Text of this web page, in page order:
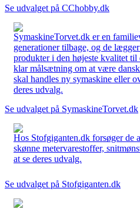
Se udvalget på CChobby.dk
SymaskineTorvet.dk er en
generationer tilbage, og de
produkter i den højeste kvalitet til
klar målsætning om at være
skal handles ny symaskine eller
deres udvalg.
Se udvalget på SymaskineTorvet.dk
Hos Stofgiganten.dk forsøger de
skønne metervarestoffer,
at se deres udvalg.
Se udvalget på Stofgiganten.dk